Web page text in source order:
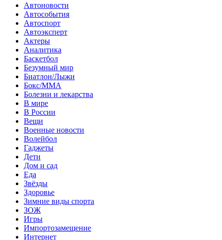
Автоновости
Автособытия
Автоспорт
Автоэксперт
Актеры
Аналитика
Баскетбол
Безумный мир
Биатлон/Лыжи
Бокс/MMA
Болезни и лекарства
В мире
В России
Вещи
Военные новости
Волейбол
Гаджеты
Дети
Дом и сад
Еда
Звёзды
Здоровье
Зимние виды спорта
ЗОЖ
Игры
Импортозамещение
Интернет